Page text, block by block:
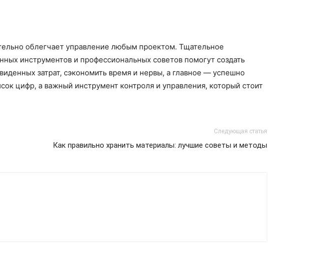
облегчает управление любым проектом. Тщательное
инструментов и профессиональных советов помогут создать
затрат, сэкономить время и нервы, а главное — успешно
цифр, а важный инструмент контроля и управления, который стоит
Следующая статья
Как правильно хранить материалы: лучшие советы и методы